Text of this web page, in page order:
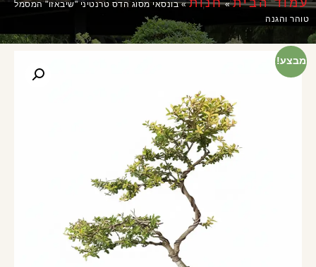
עמוד הבית»חנות»בונסאי מסוג הדס טרנטיני "שיבאזו" המסמל
טוהר והגנה
מבצע!